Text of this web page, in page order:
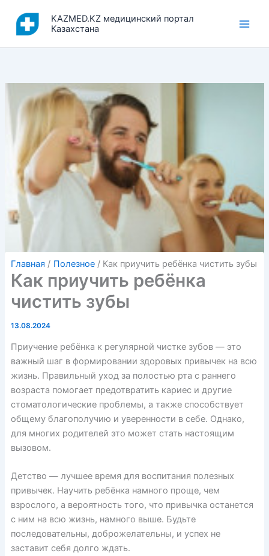
содержимому
KAZMED.KZ медицинский портал
Казахстана
Главная Полезное Как приучить ребёнка чистить зубы
Как приучить ребёнка
чистить зубы
13.08.2024
Приучение ребёнка к регулярной чистке зубов — это
важный шаг в формировании здоровых привычек на всю
жизнь. Правильный уход за полостью рта с раннего
возраста помогает предотвратить кариес и другие
стоматологические проблемы, а также способствует
общему благополучию и уверенности в себе. Однако,
для многих родителей это может стать настоящим
вызовом.
Детство — лучшее время для воспитания полезных
привычек. Научить ребёнка намного проще, чем
взрослого, а вероятность того, что привычка останется
с ним на всю жизнь, намного выше. Будьте
последовательны, доброжелательны, и успех не
заставит себя долго ждать.